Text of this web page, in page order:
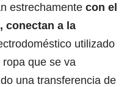
estrechamente con el
conectan a la
utilizado
que se va
una transferencia de